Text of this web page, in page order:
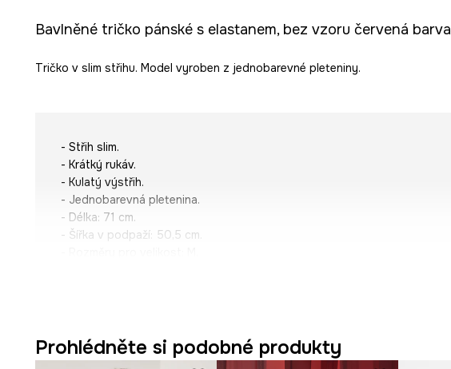
Bavlněné tričko pánské s elastanem, bez vzoru červená barva
Tričko v slim střihu. Model vyroben z jednobarevné pleteniny.
- Střih slim.
- Krátký rukáv.
- Kulatý výstřih.
- Jednobarevná pletenina.
- Délka: 71 cm.
- Šířka v podpaží: 50,5 cm.
Prohlédněte si podobné produkty